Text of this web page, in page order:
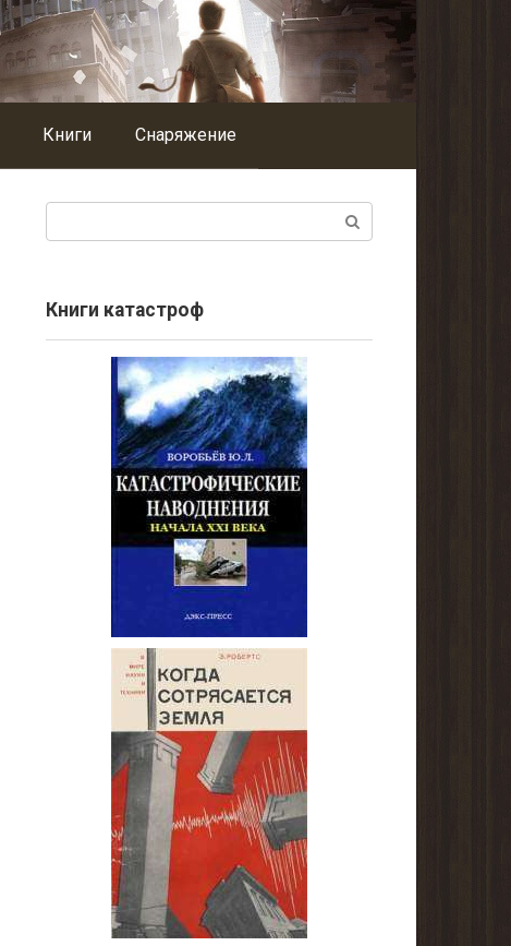
Книги Снаряжение
Книги катастроф